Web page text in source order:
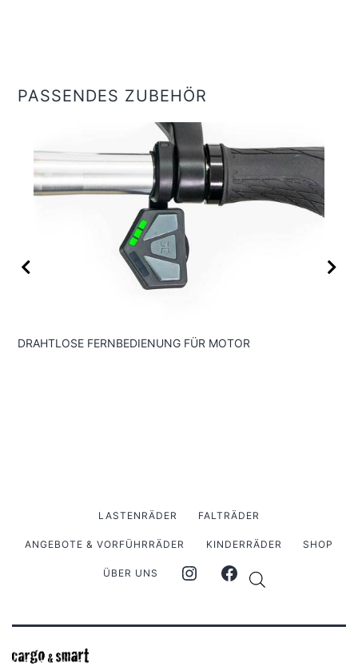
PASSENDES ZUBEHÖR
DRAHTLOSE FERNBEDIENUNG FÜR MOTOR
LASTENRÄDER FALTRÄDER
ANGEBOTE & VORFÜHRRÄDER KINDERRÄDER SHOP
ÜBER UNS